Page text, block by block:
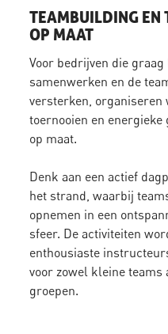
TEAMBUILDING EN
OP MAAT
Voor bedrijven die graag
samenwerken en de
versterken, organiseren
toernooien en energieke
op maat.
Denk aan een actief
het strand, waarbij
opnemen in een
sfeer. De activiteiten
enthousiaste
voor zowel kleine
groepen.